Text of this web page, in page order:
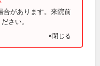
合があります。来院前
さい。
×閉じる